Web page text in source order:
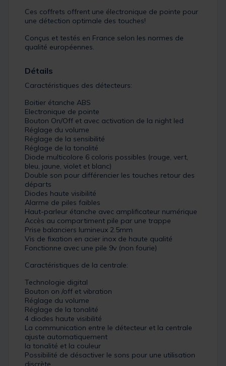
Ces coffrets offrent une électronique de pointe pour
une détection optimale des touches!
Conçus et testés en France selon les normes de
qualité européennes.
Détails
Caractéristiques des détecteurs:
Boitier étanche ABS
Electronique de pointe
Bouton On/Off et avec activation de la night led
Réglage du volume
Réglage de la sensibilité
Réglage de la tonalité
Diode multicolore 6 coloris possibles (rouge, vert,
bleu, jaune, violet et blanc)
Double son pour différencier les touches retour des
départs
Diodes haute visibilité
Alarme de piles faibles
Haut-parleur étanche avec amplificateur numérique
Accès au compartiment pile par une trappe
Prise balanciers lumineux 2.5mm
Vis de fixation en acier inox de haute qualité
Fonctionne avec une pile 9v (non fourie)
Caractéristiques de la centrale:
Technologie digital
Bouton on /off et vibration
Réglage du volume
Réglage de la tonalité
4 diodes haute visibilité
La communication entre le détecteur et la centrale
ajuste automatiquement
la tonalité et la couleur
Possibilité de désactiver le sons pour une utilisation
discrète